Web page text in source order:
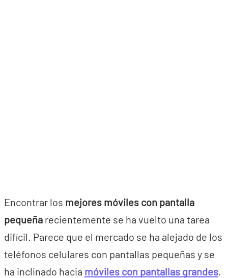
Encontrar los mejores móviles con pantalla
pequeña recientemente se ha vuelto una tarea
difícil. Parece que el mercado se ha alejado de los
teléfonos celulares con pantallas pequeñas y se
ha inclinado hacia móviles con pantallas grandes.